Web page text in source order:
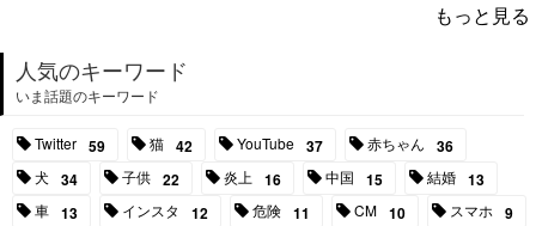
もっと見る
人気のキーワード
いま話題のキーワード
Twitter 59 猫 42 YouTube 37 赤ちゃん 36
犬 34 子供 22 炎上 16 中国 15 結婚 13
車 13 インスタ 12 危険 11 CM 10 スマホ 9